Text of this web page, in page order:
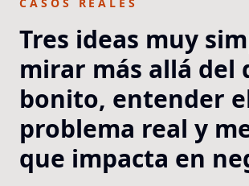
Tres ideas muy
mirar más allá del
bonito, entender
problema real y
que impacta en